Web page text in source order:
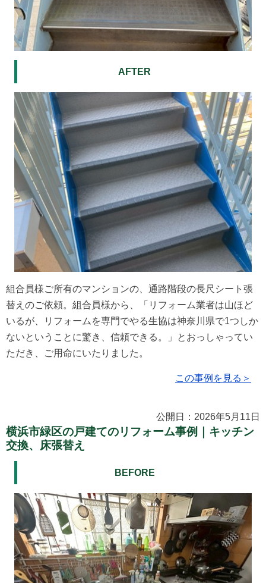
AFTER
組合員様ご所有のマンションの、通路階段の長尺シート張
替えのご依頼。組合員様から、「リフォーム業者は山ほど
いるが、リフォームを専門でやる生協は神奈川県で1つしか
ないということに驚き、信頼できる。」とおっしゃってい
ただき、ご用命にいたりました。
この事例を見る＞
公開日：2026年5月11日
横浜市緑区の戸建てのリフォーム事例｜キッチン
交換、床張替え
BEFORE